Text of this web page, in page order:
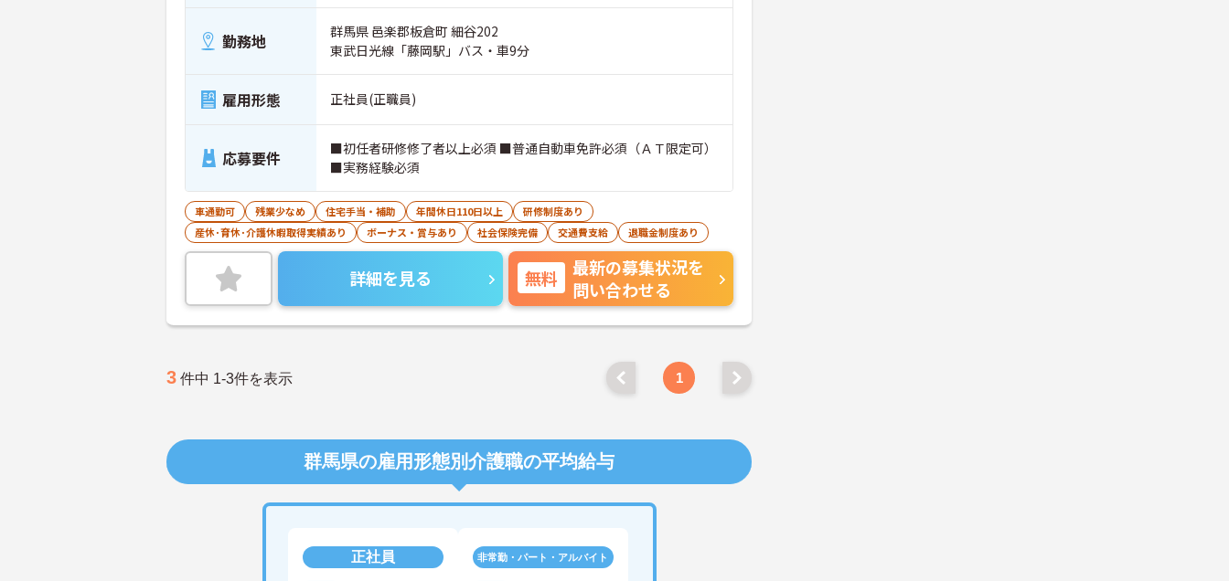
勤務地
群馬県 邑楽郡板倉町 細谷202
東武日光線「藤岡駅」バス・車9分
雇用形態 正社員(正職員)
応募要件
■初任者研修修了者以上必須 ■普通自動車免許必須（ＡＴ限定可）
■実務経験必須
車通勤可 残業少なめ 住宅手当・補助 年間休日110日以上
研修制度あり
産休･育休･介護休暇取得実績あり
ボーナス・賞与あり 社会保険完備 交通費支給 退職金制度あり
詳細を見る 無料
最新の募集状況を
問い合わせる
3 件中 1-3件を表示 1
群馬県の雇用形態別介護職の平均給与
正社員 非常勤・パート・アルバイト